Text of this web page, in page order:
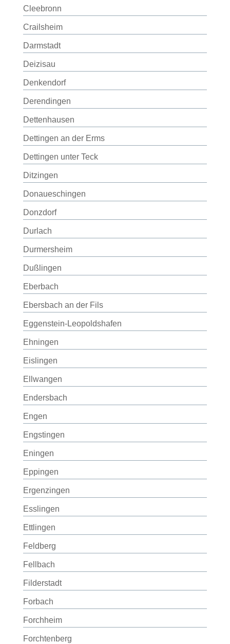
Cleebronn
Crailsheim
Darmstadt
Deizisau
Denkendorf
Derendingen
Dettenhausen
Dettingen an der Erms
Dettingen unter Teck
Ditzingen
Donaueschingen
Donzdorf
Durlach
Durmersheim
Dußlingen
Eberbach
Ebersbach an der Fils
Eggenstein-Leopoldshafen
Ehningen
Eislingen
Ellwangen
Endersbach
Engen
Engstingen
Eningen
Eppingen
Ergenzingen
Esslingen
Ettlingen
Feldberg
Fellbach
Filderstadt
Forbach
Forchheim
Forchtenberg